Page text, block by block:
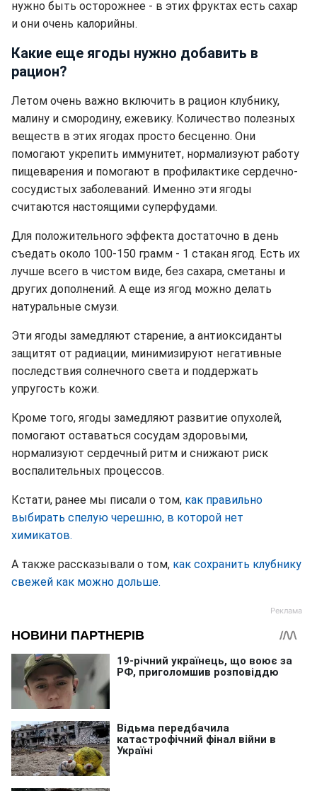
нужно быть осторожнее - в этих фруктах есть сахар
и они очень калорийны.
Какие еще ягоды нужно добавить в
рацион?
Летом очень важно включить в рацион клубнику,
малину и смородину, ежевику. Количество полезных
веществ в этих ягодах просто бесценно. Они
помогают укрепить иммунитет, нормализуют работу
пищеварения и помогают в профилактике сердечно-
сосудистых заболеваний. Именно эти ягоды
считаются настоящими суперфудами.
Для положительного эффекта достаточно в день
съедать около 100-150 грамм - 1 стакан ягод. Есть их
лучше всего в чистом виде, без сахара, сметаны и
других дополнений. А еще из ягод можно делать
натуральные смузи.
Эти ягоды замедляют старение, а антиоксиданты
защитят от радиации, минимизируют негативные
последствия солнечного света и поддержать
упругость кожи.
Кроме того, ягоды замедляют развитие опухолей,
помогают оставаться сосудам здоровыми,
нормализуют сердечный ритм и снижают риск
воспалительных процессов.
Кстати, ранее мы писали о том, как правильно
выбирать спелую черешню, в которой нет
химикатов.
А также рассказывали о том, как сохранить клубнику
свежей как можно дольше.